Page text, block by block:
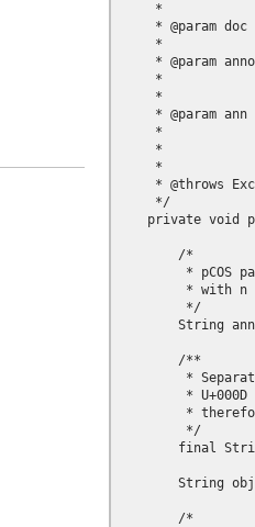
*
     * @param doc
*
* @param
*
*
     * @param ann
*
*
     *
* @throws
     */
private void
        /*
* pCOS
* with n
         */
String
        /**
*
* U+000D
*
         */
final
String
        /*